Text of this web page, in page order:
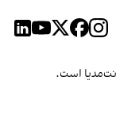
است.